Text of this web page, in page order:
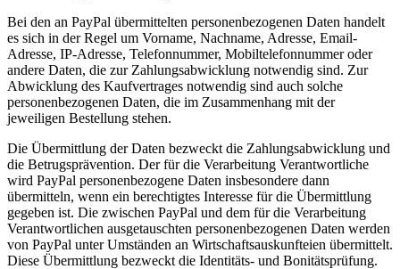
Bei den an PayPal übermittelten personenbezogenen Daten handelt
es sich in der Regel um Vorname, Nachname, Adresse, Email-
Adresse, IP-Adresse, Telefonnummer, Mobiltelefonnummer oder
andere Daten, die zur Zahlungsabwicklung notwendig sind. Zur
Abwicklung des Kaufvertrages notwendig sind auch solche
personenbezogenen Daten, die im Zusammenhang mit der
jeweiligen Bestellung stehen.
Die Übermittlung der Daten bezweckt die Zahlungsabwicklung und
die Betrugsprävention. Der für die Verarbeitung Verantwortliche
wird PayPal personenbezogene Daten insbesondere dann
übermitteln, wenn ein berechtigtes Interesse für die Übermittlung
gegeben ist. Die zwischen PayPal und dem für die Verarbeitung
Verantwortlichen ausgetauschten personenbezogenen Daten werden
von PayPal unter Umständen an Wirtschaftsauskunfteien übermittelt.
Diese Übermittlung bezweckt die Identitäts- und Bonitätsprüfung.